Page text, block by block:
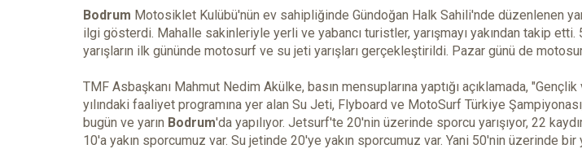
Bodrum Motosiklet Kulübü'nün ev sahipliğinde Gündoğan Halk Sahili'nde düzenlenen
ilgi gösterdi. Mahalle sakinleriyle yerli ve yabancı turistler, yarışmayı yakından takip etti.
yarışların ilk gününde motosurf ve su jeti yarışları gerçekleştirildi. Pazar günü de
TMF Asbaşkanı Mahmut Nedim Akülke, basın mensuplarına yaptığı açıklamada, "Gençlik
yılındaki faaliyet programına yer alan Su Jeti, Flyboard ve MotoSurf Türkiye
bugün ve yarın Bodrum'da yapılıyor. Jetsurf'te 20'nin üzerinde sporcu yarışıyor, 22
10'a yakın sporcumuz var. Su jetinde 20'ye yakın sporcumuz var. Yani 50'nin üzerinde bir